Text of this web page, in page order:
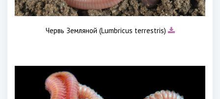
Червь Земляной (Lumbricus terrestris)